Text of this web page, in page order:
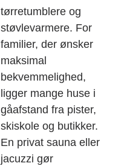
tørretumblere og
støvlevarmere. For
familier, der ønsker
maksimal
bekvemmelighed,
ligger mange huse i
gåafstand fra pister,
skiskole og butikker.
En privat sauna eller
jacuzzi gør